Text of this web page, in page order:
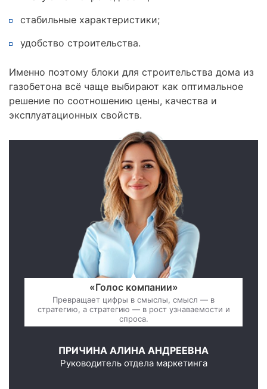
стабильные характеристики;
удобство строительства.
Именно поэтому блоки для строительства дома из
газобетона всё чаще выбирают как оптимальное
решение по соотношению цены, качества и
эксплуатационных свойств.
«Голос компании»
Превращает цифры в смыслы, смысл — в
стратегию, а стратегию — в рост узнаваемости и
спроса.
ПРИЧИНА АЛИНА АНДРЕЕВНА
Руководитель отдела маркетинга